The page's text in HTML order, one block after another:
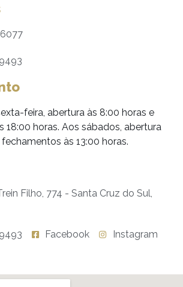
feira, abertura às 8:00 horas e
18:00 horas. Aos sábados, abertura
às 13:00 horas.
Filho, 774 - Santa Cruz do Sul,
Facebook
Instagram